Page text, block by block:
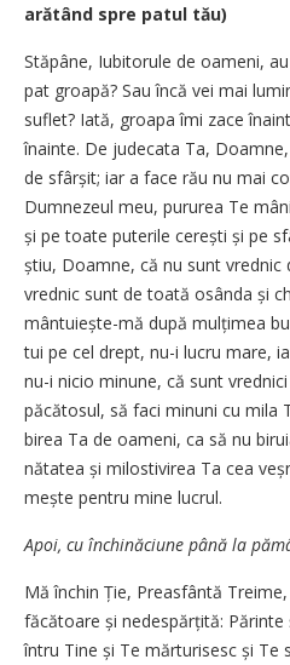
arătând spre patul tău)
Stăpâne, Iubitorule de oameni,
pat groa­pă? Sau încă vei mai
suflet? Iată, groapa îmi zace
înainte. De judecata Ta,
de sfâr­șit; iar a face rău nu mai
Dumnezeul meu, puru­rea Te
și pe toate puterile cerești și pe
știu, Doamne, că nu sunt vrednic
vrednic sunt de toată osânda și
mântu­iește-mă du­pă mul­ți­mea
tui pe cel drept, nu-i lucru mare,
nu-i nicio mi­nu­ne, că sunt
păcătosul, să faci mi­nuni cu mila
birea Ta de oa­meni, ca să nu
nătatea și milos­ti­virea Ta cea
mește pentru mine lucrul.
Apoi, cu închinăciune până la
Mă închin Ție, Preasfântă
făcătoare și nedes­părțită: Părinte
întru Tine și Te măr­turi­sesc și Te